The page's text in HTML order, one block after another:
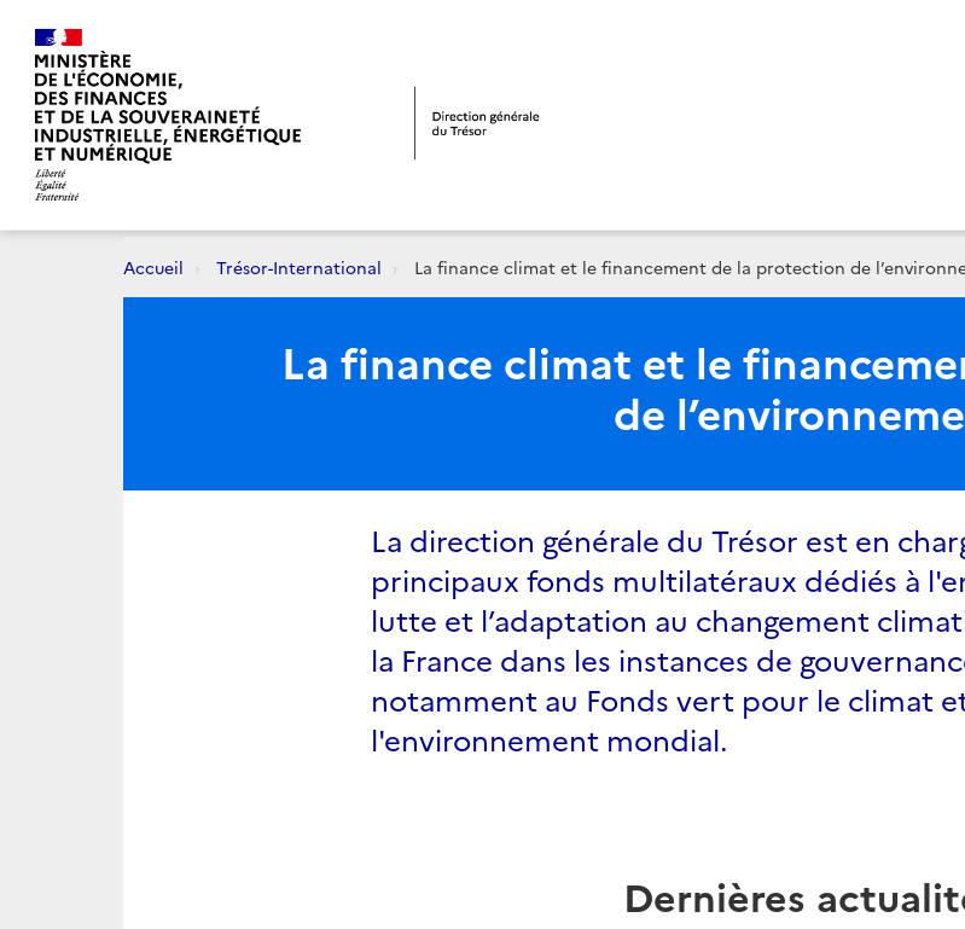
Accueil Trésor-International La finance climat et le financement de la protection de
La finance climat et le
de
La direction générale du Trésor est en
principaux fonds multilatéraux dédiés à
lutte et l’adaptation au changement
la France dans les instances de
notamment au Fonds vert pour le climat
l'environnement mondial.
Dernières